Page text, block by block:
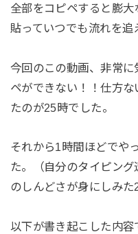
全部をコピペすると膨
貼っていつでも流れを追
今回のこの動画、非常
ペができない！！仕方
たのが25時でした。
それから1時間ほどでや
た。（自分のタイピン
のしんどさが身にしみた
以下が書き起こした内容